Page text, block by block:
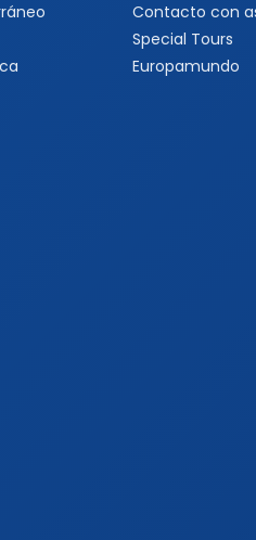
Contacto con
Special Tours
Europamundo